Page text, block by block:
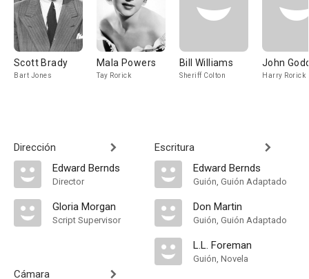
Scott Brady
Bart Jones
Mala Powers
Tay Rorick
Bill Williams
Sheriff Colton
John
Harry Rorick
Dirección
Edward Bernds
Director
Gloria Morgan
Script Supervisor
Cámara
Escritura
Edward Bernds
Guión, Guión Adaptado
Don Martin
Guión, Guión Adaptado
L.L. Foreman
Guión, Novela